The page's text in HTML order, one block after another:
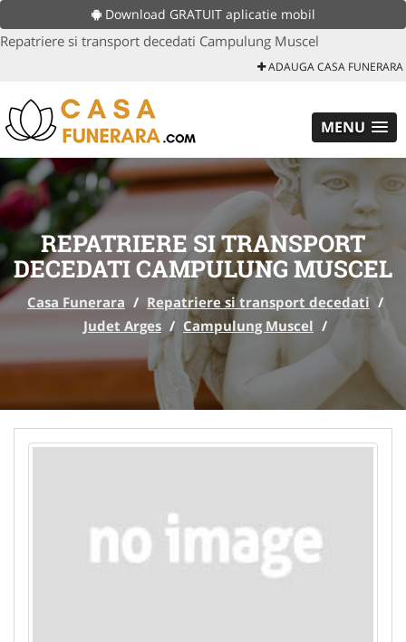
Download GRATUIT aplicatie mobil
Repatriere si transport decedati Campulung Muscel
ADAUGA CASA FUNERARA
MENU
REPATRIERE SI TRANSPORT
DECEDATI CAMPULUNG MUSCEL
Casa Funerara / Repatriere si transport decedati /
Judet Arges / Campulung Muscel /